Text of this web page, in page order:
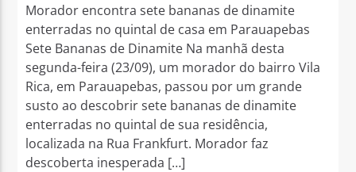
Morador encontra sete bananas de dinamite
enterradas no quintal de casa em Parauapebas
Sete Bananas de Dinamite Na manhã desta
segunda-feira (23/09), um morador do bairro Vila
Rica, em Parauapebas, passou por um grande
susto ao descobrir sete bananas de dinamite
enterradas no quintal de sua residência,
localizada na Rua Frankfurt. Morador faz
descoberta inesperada […]